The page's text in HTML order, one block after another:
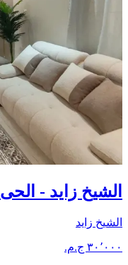
الشيخ زايد - الحى 12
الشيخ زايد